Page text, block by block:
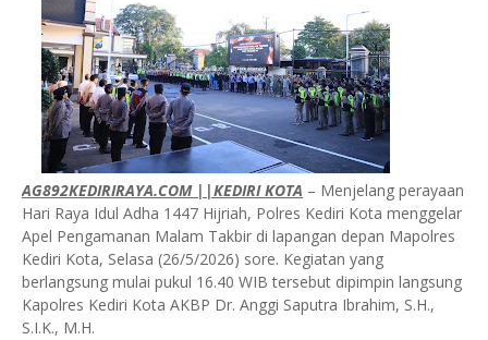
AG892KEDIRIRAYA.COM ||KEDIRI KOTA – Menjelang perayaan
Hari Raya Idul Adha 1447 Hijriah, Polres Kediri Kota menggelar
Apel Pengamanan Malam Takbir di lapangan depan Mapolres
Kediri Kota, Selasa (26/5/2026) sore. Kegiatan yang
berlangsung mulai pukul 16.40 WIB tersebut dipimpin langsung
Kapolres Kediri Kota AKBP Dr. Anggi Saputra Ibrahim, S.H.,
S.I.K., M.H.